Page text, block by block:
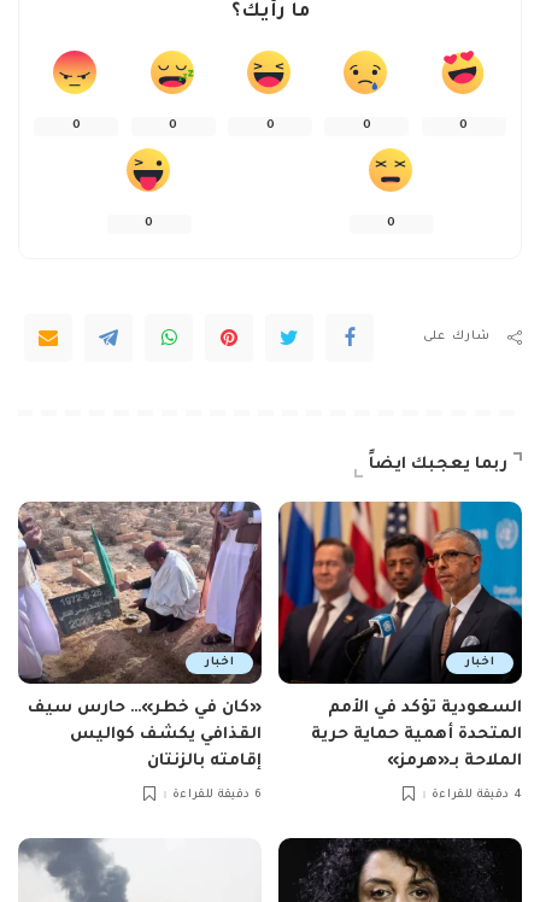
ما رأيك؟
0
0
0
0
0
0
0
شارك على
ربما يعجبك ايضاً
اخبار
السعودية تؤكد في الأمم
المتحدة أهمية حماية حرية
الملاحة بـ«هرمز»
4 دقيقة للقراءة
اخبار
«كان في خطر»… حارس سيف
القذافي يكشف كواليس
إقامته بالزنتان
6 دقيقة للقراءة